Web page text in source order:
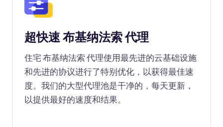
超快速 布基纳法索 代理
住宅 布基纳法索 代理使用最先进的云基础设施
和先进的协议进行了特别优化，以获得最佳速
度。我们的大型代理池是干净的，每天更新，
以提供最好的速度和结果。